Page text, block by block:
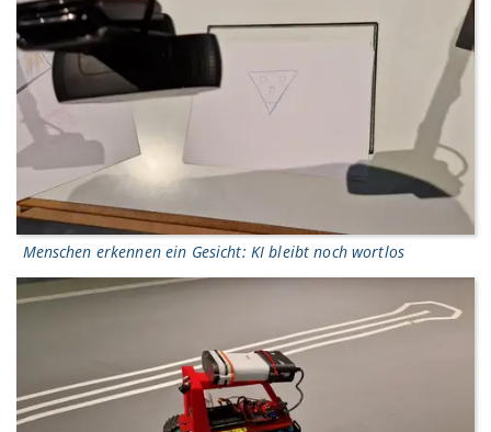
Menschen erkennen ein Gesicht: KI bleibt noch wortlos